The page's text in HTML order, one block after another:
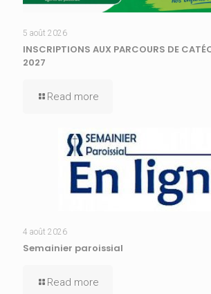
5 août 2026
INSCRIPTIONS AUX PARCOURS DE
2027
Read more
4 août 2026
Semainier paroissial
Read more